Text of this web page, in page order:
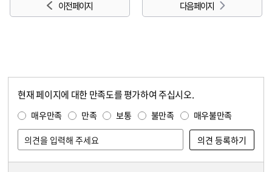
이전 페이지 다음 페이지
현재 페이지에 대한 만족도를 평가하여 주십시오.
매우만족 만족 보통 불만족 매우불만족